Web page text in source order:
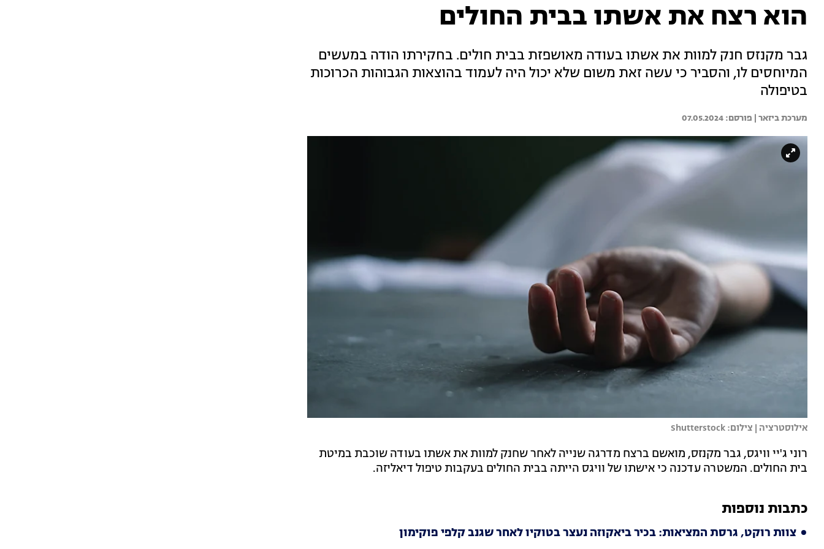
הוא רצח את אשתו בבית החולים
גבר מקנזס חנק למוות את אשתו בעודה מאושפזת בבית חולים. בחקירתו הודה במעשים
המיוחסים לו, והסביר כי עשה זאת משום שלא יכול היה לעמוד בהוצאות הגבוהות הכרוכות
בטיפולה
מערכת ביזאר | 07.05.2024
אילוסטרציה | צילום: Shutterstock
רוני ג'יי וויגס, גבר מקנזס, מואשם ברצח מדרגה שנייה לאחר שחנק למוות את אשתו בעודה שוכבת במיטת
בית החולים. המשטרה עדכנה כי אישתו של וויגס הייתה בבית החולים בעקבות טיפול דיאליזה.
כתבות נוספות
צוות רוקט, גרסת המציאות: בכיר ביאקוזה נעצר בטוקיו לאחר שגנב קלפי פוקימון